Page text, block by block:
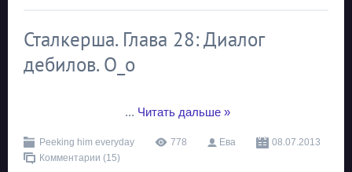
Сталкерша. Глава 28: Диалог
дебилов. О_о
... Читать дальше »
Peeking him everyday 778 Ева
08.07.2013
Комментарии (15)